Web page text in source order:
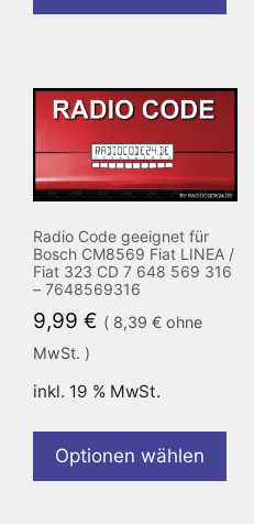
Radio Code geeignet für
Bosch CM8569 Fiat LINEA /
Fiat 323 CD 7 648 569 316
– 7648569316
9,99 € ( 8,39 € ohne
MwSt. )
inkl. 19 % MwSt.
Optionen wählen